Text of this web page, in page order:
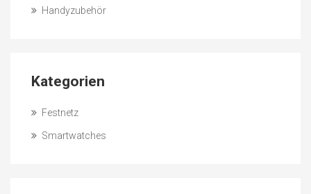
Handyzubehör
Kategorien
Festnetz
Smartwatches